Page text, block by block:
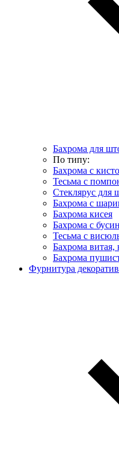
Бахрома для
По типу:
Бахрома с
Тесьма с
Стеклярус для
Бахрома с
Бахрома кисея
Бахрома с
Тесьма с
Бахрома витая,
Бахрома
Фурнитура